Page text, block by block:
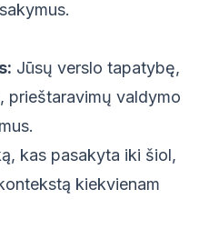
Jūsų verslo tapatybę,
prieštaravimų valdymo
kas pasakyta iki šiol,
kiekvienam